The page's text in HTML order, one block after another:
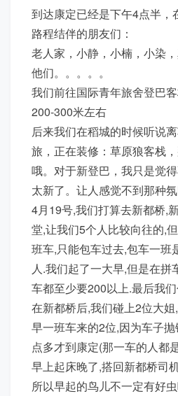
到达康定已经是下午4点半，
路程结伴的朋友们：
老人家，小静，小楠，小染
他们。。。。。
我们前往国际青年旅舍登巴
200-300米左右
后来我们在稻城的时候听说
旅，正在装修：草原狼客栈
哦。对于新登巴，我只是觉
太新了。让人感觉不到那种氛
4月19号,我们打算去新都桥,
堂,让我们5个人比较向往的,
班车,只能包车过去,包车一班
人.我们起了一大早,但是在拼
车都至少要200以上.最后我
在新都桥后,我们碰上2位大
早一班车来的2位,因为车子
点多才到康定(那一车的人都
早上起床晚了,搭回新都桥司
所以早起的鸟儿不一定有好